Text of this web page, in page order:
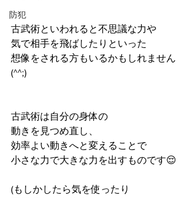
防犯
古武術といわれると不思議な力や
気で相手を飛ばしたりといった
想像をされる方もいるかもしれません
(^^;)
古武術は自分の身体の
動きを見つめ直し、
効率よい動きへと変えることで
小さな力で大きな力を出すものです😌
(もしかしたら気を使ったり